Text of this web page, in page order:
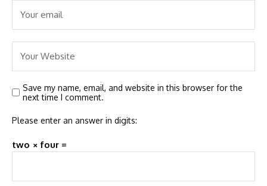
Save my name, email, and website in this browser for the
next time I comment.
Please enter an answer in digits:
two × four =